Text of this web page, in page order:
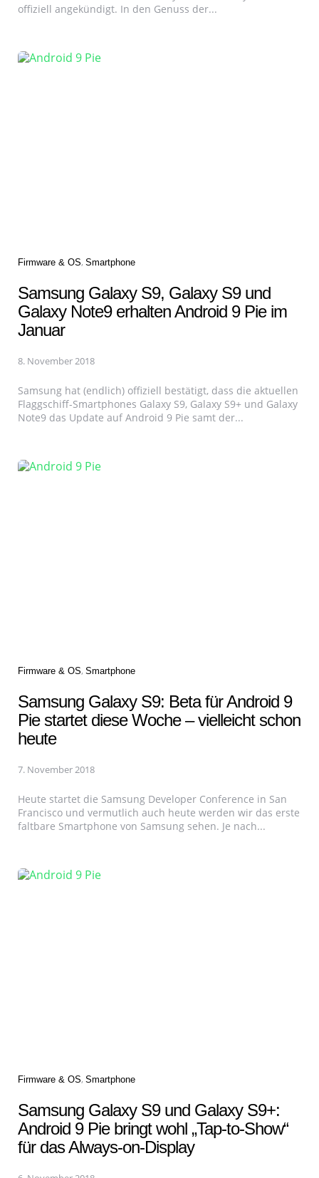
offiziell angekündigt. In den Genuss der...
Categories
Firmware & OS Smartphone
Samsung Galaxy S9, Galaxy S9 und
Galaxy Note9 erhalten Android 9 Pie im
Januar
8. November 2018
Samsung hat (endlich) offiziell bestätigt, dass die aktuellen
Flaggschiff-Smartphones Galaxy S9, Galaxy S9+ und Galaxy
Note9 das Update auf Android 9 Pie samt der...
Categories
Firmware & OS Smartphone
Samsung Galaxy S9: Beta für Android 9
Pie startet diese Woche – vielleicht schon
heute
7. November 2018
Heute startet die Samsung Developer Conference in San
Francisco und vermutlich auch heute werden wir das erste
faltbare Smartphone von Samsung sehen. Je nach...
Categories
Firmware & OS Smartphone
Samsung Galaxy S9 und Galaxy S9+:
Android 9 Pie bringt wohl „Tap-to-Show“
für das Always-on-Display